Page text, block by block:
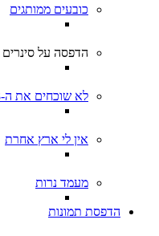
כובעים ממותגים
הדפסה על סינרים
לא שוכחים את ה-7.10.23
אין לי ארץ אחרת
מעמד נרות
הדפסת תמונות